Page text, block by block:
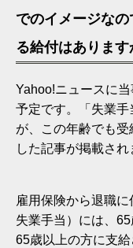
でのイメージな
る給付はあります
Yahoo!ニュースに
予定です。「失業
が、この年齢でも
した記事が掲載され
雇用保険から退職
失業手当）には、
65歳以上の方に支